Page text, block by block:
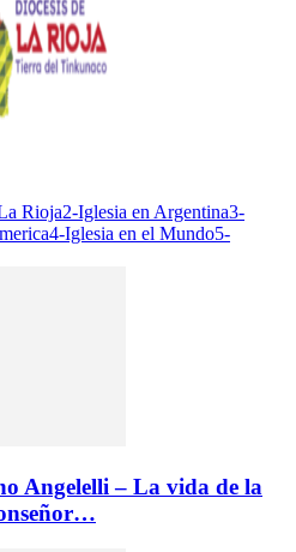
Rioja2-Iglesia en Argentina3-
4-Iglesia en el Mundo5-
Angelelli – La vida de la